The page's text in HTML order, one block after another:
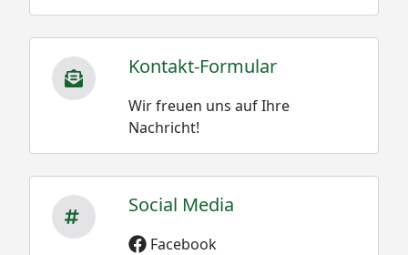
Kontakt-Formular
Wir freuen uns auf Ihre
Nachricht!
Social Media
Facebook